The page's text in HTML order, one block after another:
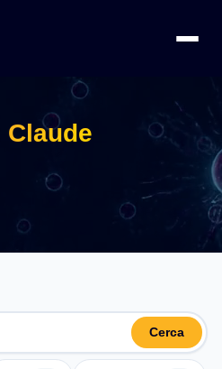
Claude
Cerca